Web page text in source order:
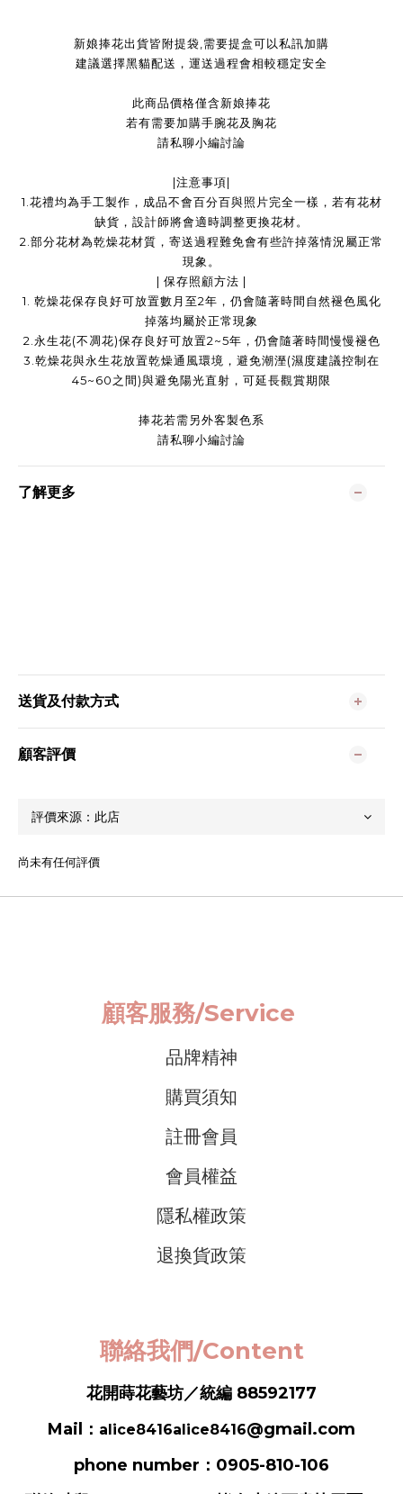
新娘捧花出貨皆附提袋,需要提盒可以私訊加購
建議選擇黑貓配送，運送過程會相較穩定安全
此商品價格僅含新娘捧花
若有需要加購手腕花及胸花
請私聊小編討論
|注意事項|
1.花禮均為手工製作，成品不會百分百與照片完全一樣，若有花材
缺貨，設計師將會適時調整更換花材。
2.部分花材為乾燥花材質，寄送過程難免會有些許掉落情況屬正常
現象。
| 保存照顧方法 |
1. 乾燥花保存良好可放置數月至2年，仍會隨著時間自然褪色風化
掉落均屬於正常現象
2.永生花(不凋花)保存良好可放置2~5年，仍會隨著時間慢慢褪色
3.乾燥花與永生花放置乾燥通風環境，避免潮溼(濕度建議控制在
45~60之間)與避免陽光直射，可延長觀賞期限
捧花若需另外客製色系
請私聊小編討論
了解更多
送貨及付款方式
顧客評價
尚未有任何評價
顧客服務/Service
品牌精神
購買須知
註冊會員
會員權益
隱私權政策
退換貨政策
聯絡我們/Content
花開蒔花藝坊／統編 88592177
Mail： alice8416alice8416@gmail.com
phone number：0905-810-106